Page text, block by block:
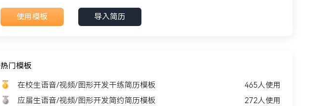
使用模板 导入简历
热门模板
在校生语音/视频/图形开发干练简历模板
465人使用
应届生语音/视频/图形开发简约简历模板
272人使用